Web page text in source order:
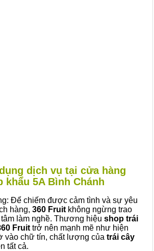
dịch vụ tại cửa hàng
khẩu 5A Bình Chánh
Để chiếm được cảm tình và sự yêu
hàng, 360 Fruit không ngừng trao
làm nghề. Thương hiệu shop trái
Fruit trở nên mạnh mẽ như hiện
vào chữ tín, chất lượng của trái cây
tất cả.